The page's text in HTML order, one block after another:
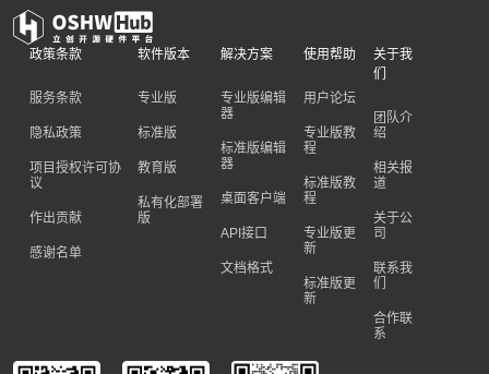
政策条款
服务条款
隐私政策
项目授权许可协
议
作出贡献
感谢名单
软件版本
专业版
标准版
教育版
私有化部署
版
解决方案
专业版编辑
器
标准版编辑
器
桌面客户端
API接口
文档格式
使用帮助
用户论坛
专业版教
程
标准版教
程
专业版更
新
标准版更
新
关于我
们
团队介
绍
相关报
道
关于公
司
联系我
们
合作联
系